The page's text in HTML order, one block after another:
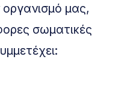
οργανισμό μας,
σωματικές